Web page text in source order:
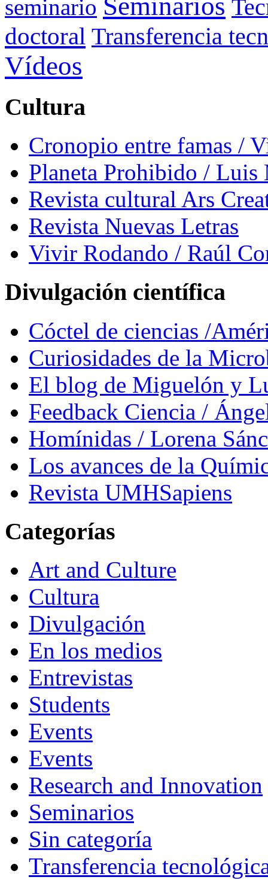
seminario Seminarios
doctoral Transferencia
Vídeos
Cultura
Cronopio entre famas /
Planeta Prohibido /
Revista cultural Ars
Revista Nuevas Letras
Vivir Rodando / Raúl
Divulgación científica
Cóctel de ciencias /
Curiosidades de la
El blog de Miguelón y
Feedback Ciencia /
Homínidas / Lorena
Los avances de la
Revista UMHSapiens
Categorías
Art and Culture
Cultura
Divulgación
En los medios
Entrevistas
Students
Events
Events
Research and Innovation
Seminarios
Sin categoría
Transferencia